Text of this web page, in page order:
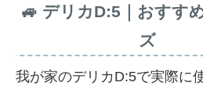
🚙 デリカD:5｜おすす
ズ
我が家のデリカD:5で実際に